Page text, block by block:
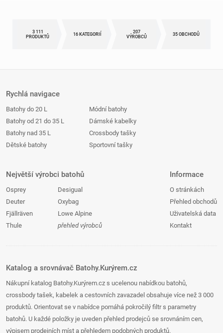
3 111
PRODUKTŮ
16 KATEGORIÍ
207
VÝROBCŮ
35 OBCHODŮ
Rychlá navigace
Batohy do 20 L
Batohy od 21 do 35 L
Batohy nad 35 L
Dětské batohy
Módní batohy
Dámské kabelky
Crossbody tašky
Sportovní tašky
Největší výrobci batohů
Osprey
Deuter
Fjällräven
Thule
Desigual
Oxybag
Lowe Alpine
přehled výrobců
Informace
O stránkách
Přehled obchodů
Uživatelská data
Kontakt
Katalog a srovnávač Batohy.Kurýrem.cz
Nákupní katalog Batohy.Kurýrem.cz s ucelenou nabídkou batohů,
crossbody tašek, kabelek a cestovních zavazadel obsahuje více než 3 000
produktů. Orientovat se v nabídce pomáhá pokročilý filtr s parametry
batohů. U každé položky je uveden přehled prodejců se srovnáním cen,
výpisem prodejních míst a přehledem podobných produktů.